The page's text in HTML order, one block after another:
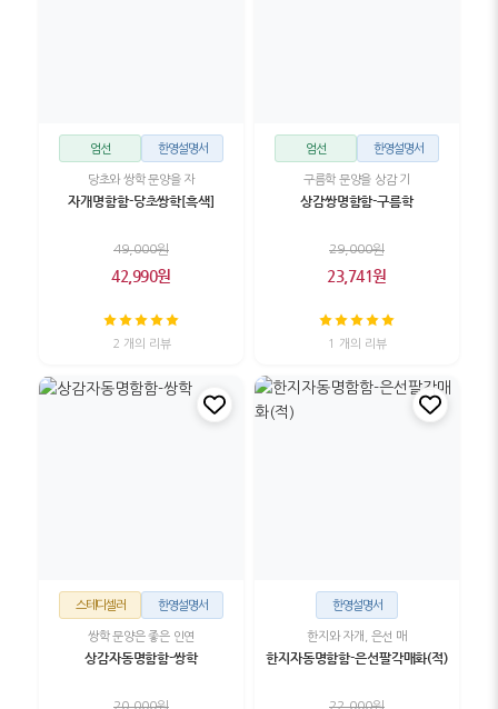
엄선 한영설명서
당초와 쌍학 문양을 자
자개명함함-당초쌍학[흑색]
49,000원
42,990원
2 개의 리뷰
엄선 한영설명서
구름학 문양을 상감 기
상감쌍명함함-구름학
29,000원
23,741원
1 개의 리뷰
스테디셀러 한영설명서
쌍학 문양은 좋은 인연
상감자동명함함-쌍학
20,000원
한영설명서
한지와 자개, 은선 매
한지자동명함함-은선팔각매화(적)
22,000원